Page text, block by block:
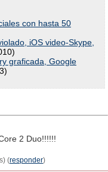
con hasta 50
iOS video-Skype,
graficada, Google
2 Duo!!!!!!
(responder)